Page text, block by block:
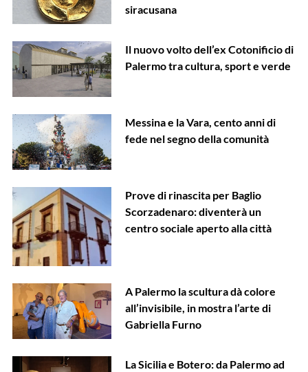
siracusana
Il nuovo volto dell’ex Cotonificio di
Palermo tra cultura, sport e verde
Messina e la Vara, cento anni di
fede nel segno della comunità
Prove di rinascita per Baglio
Scorzadenaro: diventerà un
centro sociale aperto alla città
A Palermo la scultura dà colore
all’invisibile, in mostra l’arte di
Gabriella Furno
La Sicilia e Botero: da Palermo ad